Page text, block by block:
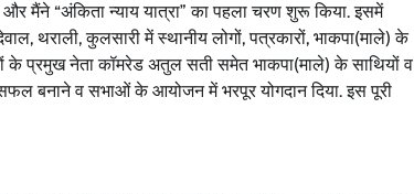
मैंने “अंकिता न्याय यात्रा” का पहला चरण शुरू किया. इसमें
थराली, कुलसारी में स्थानीय लोगों, पत्रकारों, भाकपा(माले) के
के प्रमुख नेता कॉमरेड अतुल सती समेत भाकपा(माले) के साथियों व
बनाने व सभाओं के आयोजन में भरपूर योगदान दिया. इस पूरी